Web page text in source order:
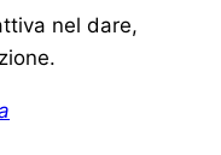
nel dare,